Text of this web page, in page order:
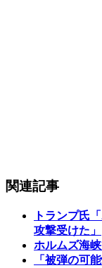
関連記事
トランプ氏
攻撃受けた」
ホルムズ海
「被弾の可